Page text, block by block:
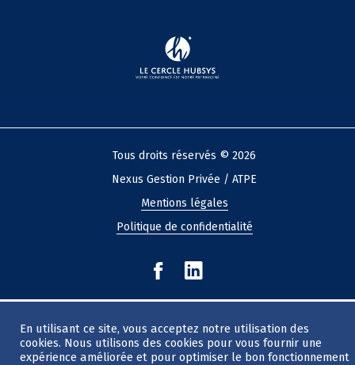
Tous droits réservés © 2026
Nexus Gestion Privée / ATPE
Mentions légales
Politique de confidentialité
En utilisant ce site, vous acceptez notre utilisation des
cookies. Nous utilisons des cookies pour vous fournir une
expérience améliorée et pour optimiser le bon fonctionnement